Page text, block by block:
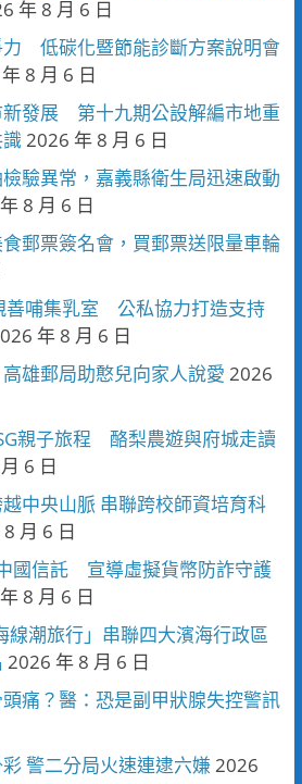
年 8 月 6 日
力 低碳化暨節能診斷方案說明會
8 月 6 日
發展 第十九期公設解編市地重
2026 年 8 月 6 日
驗異常，嘉義縣衛生局迅速啟動
8 月 6 日
郵票簽名會，買郵票送限量車輪
善哺集乳室 公私協力打造支持
年 8 月 6 日
雄郵局助憨兒向家人說愛 2026
親子旅程 酪梨農遊與府城走讀
6 日
中央山脈 串聯跨校師資培育科
月 6 日
國信託 宣導虛擬貨幣防詐守護
8 月 6 日
潮旅行」串聯四大濱海行政區
2026 年 8 月 6 日
痛？醫：恐是副甲狀腺失控警訊
警二分局火速連逮六嫌2026